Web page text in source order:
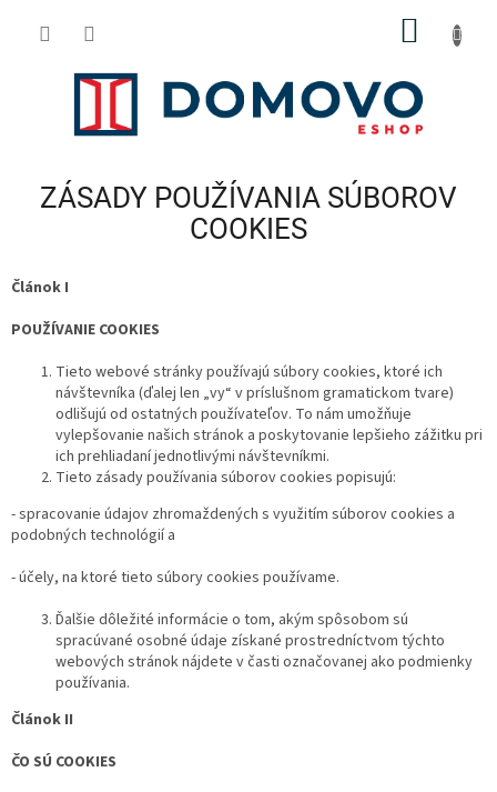
ZÁSADY POUŽÍVANIA SÚBOROV
COOKIES
Článok I
POUŽÍVANIE COOKIES
Tieto webové stránky používajú súbory cookies, ktoré ich
návštevníka (ďalej len „vy“ v príslušnom gramatickom tvare)
odlišujú od ostatných používateľov. To nám umožňuje
vylepšovanie našich stránok a poskytovanie lepšieho zážitku pri
ich prehliadaní jednotlivými návštevníkmi.
Tieto zásady používania súborov cookies popisujú:
- spracovanie údajov zhromaždených s využitím súborov cookies a
podobných technológií a
- účely, na ktoré tieto súbory cookies používame.
Ďalšie dôležité informácie o tom, akým spôsobom sú
spracúvané osobné údaje získané prostredníctvom týchto
webových stránok nájdete v časti označovanej ako podmienky
používania.
Článok II
ČO SÚ COOKIES